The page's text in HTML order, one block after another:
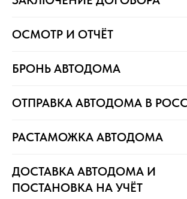
ОСМОТР И ОТЧЁТ
БРОНЬ АВТОДОМА
ОТПРАВКА АВТОДОМА В
РАСТАМОЖКА АВТОДОМА
ДОСТАВКА АВТОДОМА И
ПОСТАНОВКА НА УЧЁТ